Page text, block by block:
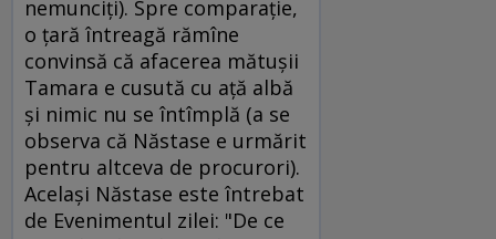
nemunciţi). Spre comparaţie,
o ţară întreagă rămîne
convinsă că afacerea mătuşii
Tamara e cusută cu aţă albă
şi nimic nu se întîmplă (a se
observa că Năstase e urmărit
pentru altceva de procurori).
Acelaşi Năstase este întrebat
de Evenimentul zilei: "De ce